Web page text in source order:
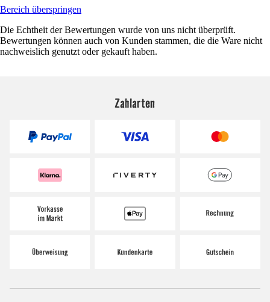
Bereich überspringen
Die Echtheit der Bewertungen wurde von uns nicht überprüft.
Bewertungen können auch von Kunden stammen, die die Ware nicht
nachweislich genutzt oder gekauft haben.
Zahlarten